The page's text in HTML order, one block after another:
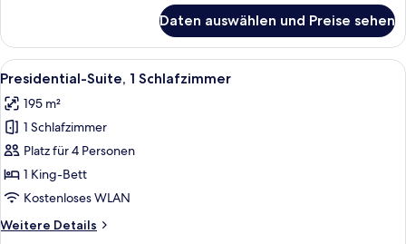
anzeigen
1
Schlafzimmer
(Away,
Bedroom,
Super,
Daten auswählen und Preise sehen
Alle
Fotos
für
Presidential-
Suite,
1
Schlafzimmer
Ein modernes Wohnzimmer mit
6
Presidential-Suite, 1 Schlafzimmer
195 m²
1 Schlafzimmer
Platz für 4 Personen
1 King-Bett
Kostenloses WLAN
Weitere Details
Weitere